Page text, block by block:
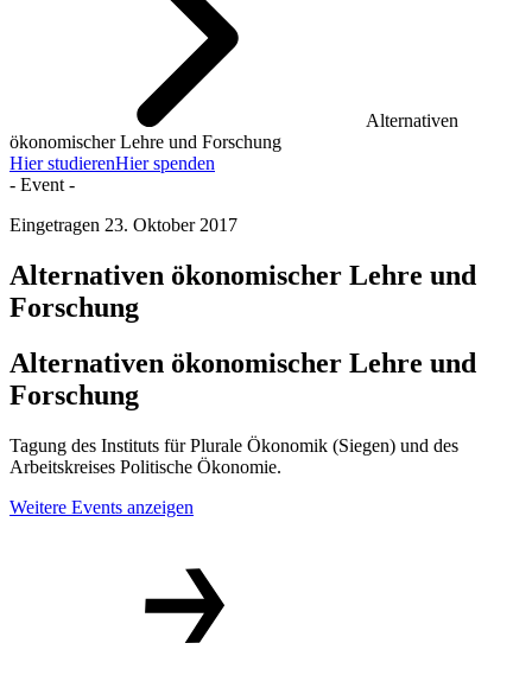
Alternativen
ökonomischer Lehre und Forschung
Hier studierenHier spenden
- Event -
Eingetragen 23. Oktober 2017
Alternativen ökonomischer Lehre und
Forschung
Alternativen ökonomischer Lehre und
Forschung
Tagung des Instituts für Plurale Ökonomik (Siegen) und des
Arbeitskreises Politische Ökonomie.
Weitere Events anzeigen